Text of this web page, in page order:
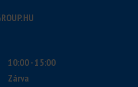
10:00 - 15:00
Zárva